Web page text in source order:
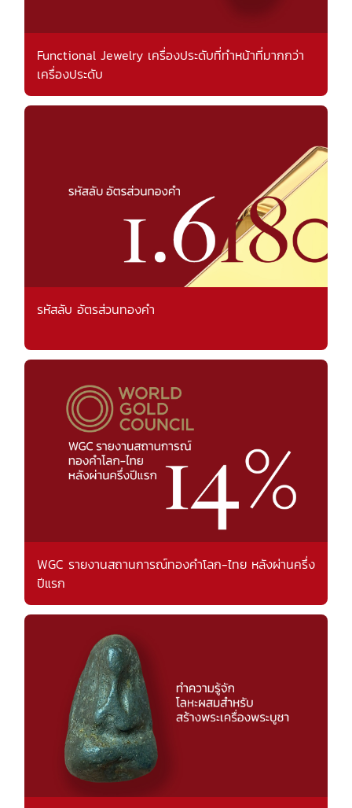
Functional Jewelry เครื่องประดับที่ทำหน้าที่มากกว่า
เครื่องประดับ
รหัสลับ อัตรส่วนทองคำ
WGC รายงานสถานการณ์ทองคำโลก-ไทย หลังผ่านครึ่ง
ปีแรก